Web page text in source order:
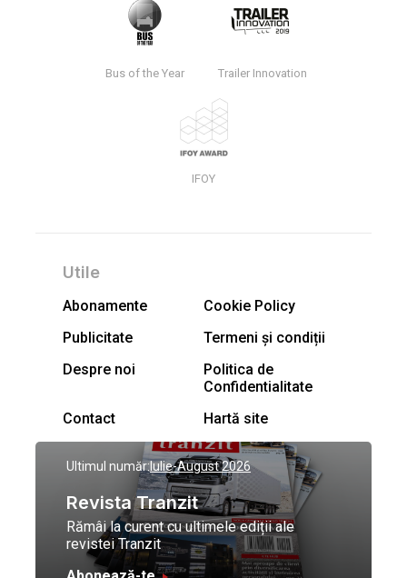
Bus of the Year Trailer Innovation
IFOY
Utile
Abonamente
Cookie Policy
Publicitate
Termeni și condiții
Despre noi
Politica de
Confidentialitate
Contact
Hartă site
Ultimul număr:Iulie-August 2026
Revista Tranzit
Rămâi la curent cu ultimele ediții ale
revistei Tranzit